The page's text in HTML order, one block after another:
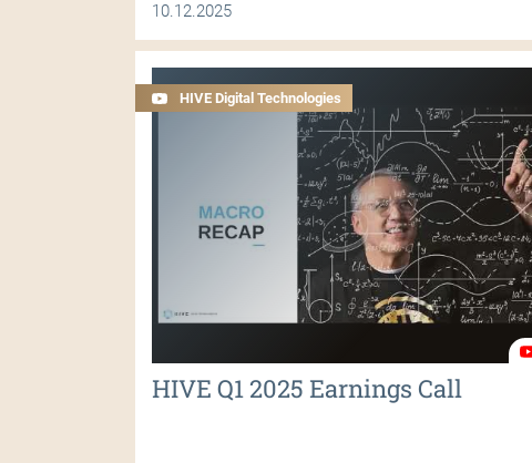
10.12.2025
HIVE Digital Technologies
HIVE Q1 2025 Earnings Call